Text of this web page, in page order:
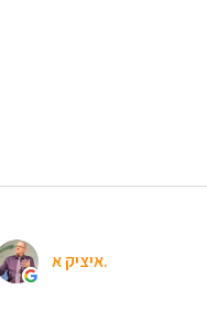
איציק א.